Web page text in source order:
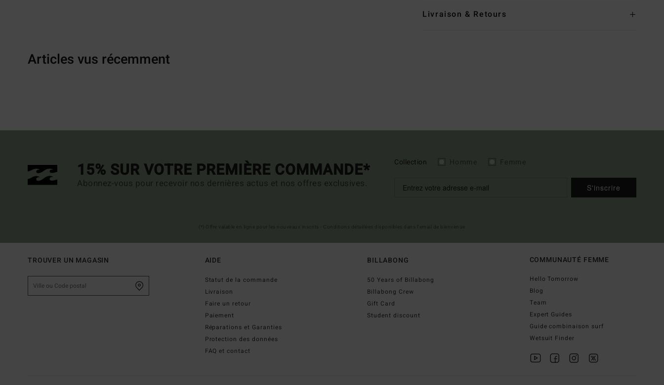
Livraison & Retours
Articles vus récemment
15% SUR VOTRE PREMIÈRE COMMANDE*
Abonnez-vous pour recevoir nos dernières actus et nos offres exclusives.
Collection
S'inscrire
TROUVER UN MAGASIN AIDE
Statut de la commande
Livraison
Faire un retour
Paiement
Réparations et Garanties
Protection des données
FAQ et contact
BILLABONG
50 Years of Billabong
Billabong Crew
Gift Card
Student discount
COMMUNAUTÉ FEMME
Hello Tomorrow
Blog
Team
Expert Guides
Guide combinaison surf
Wetsuit Finder